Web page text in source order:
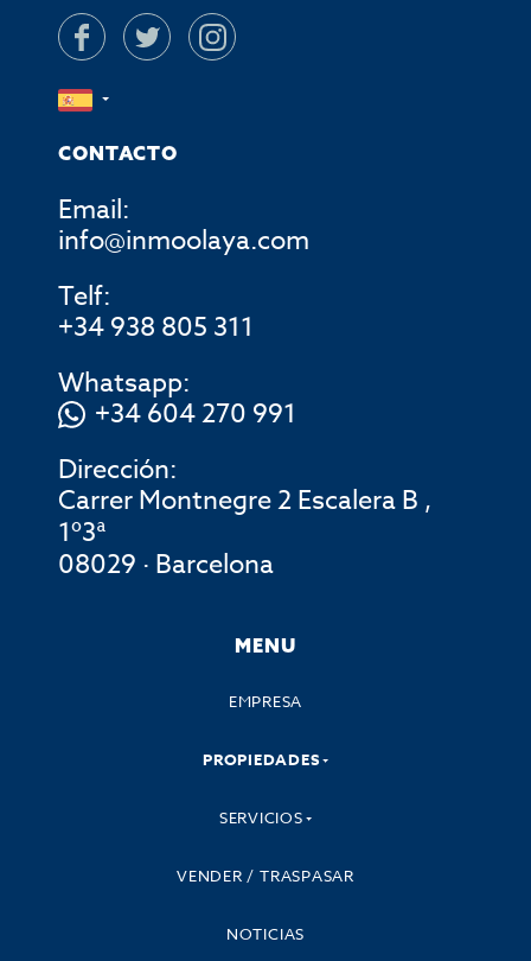
CONTACTO
Email:
info@inmoolaya.com
Telf:
+34 938 805 311
Whatsapp:
+34 604 270 991
Dirección:
Carrer Montnegre 2 Escalera B ,
1º3ª
08029 · Barcelona
MENU
EMPRESA
PROPIEDADES
SERVICIOS
VENDER / TRASPASAR
NOTICIAS